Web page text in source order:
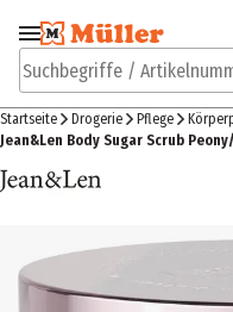
Zur Navigation
springen
Suchbegriffe /
Startseite Drogerie Pflege
Jean&Len Body Sugar Scrub